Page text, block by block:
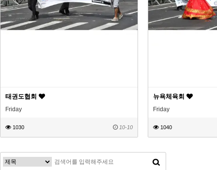
태권도협회
Friday
1030 10-10
뉴욕체육회
Friday
1040